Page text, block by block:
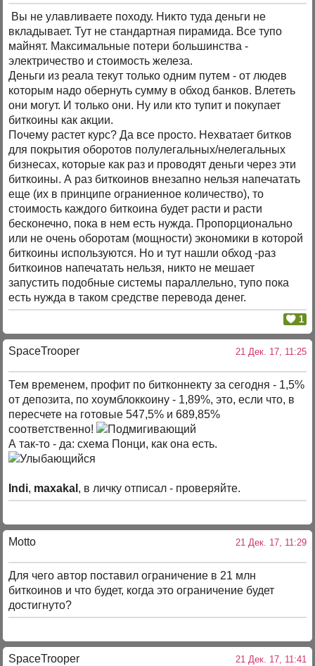
Вы не улавливаете походу. Никто туда деньги не
вкладывает. Тут не стандартная пирамида. Все тупо
майнят. Максимальные потери большинства -
электричество и стоимость железа.
Деньги из реала текут только одним путем - от людев
которым надо обернуть сумму в обход банков. Влететь
они могут. И только они. Ну или кто тупит и покупает
биткоины как акции.
Почему растет курс? Да все просто. Нехватает битков
для покрытия оборотов полулегальных/нелегальных
бизнесах, которые как раз и проводят деньги через эти
биткоины. А раз биткоинов внезапно нельзя напечатать
еще (их в принципе ограниенное количество), то
стоимость каждого биткоина будет расти и расти
бесконечно, пока в нем есть нужда. Пропорционально
или не очень оборотам (мощности) экономики в которой
биткоины используются. Но и тут нашли обход -раз
биткоинов напечатать нельзя, никто не мешает
запустить подобные системы параллельно, тупо пока
есть нужда в таком средстве перевода денег.
1
SpaceTrooper 21 Дек. 17, 11:25
Тем временем, профит по битконнекту за сегодня - 1,5%
от депозита, по хоумблоккоину - 1,89%, это, если что, в
пересчете на готовые 547,5% и 689,85%
соответственно!
А так-то - да: схема Понци, как она есть.
Indi, maxakal , в личку отписал - проверяйте.
Motto 21 Дек. 17, 11:29
Для чего автор поставил ограничение в 21 млн
биткоинов и что будет, когда это ограничение будет
достигнуто?
SpaceTrooper 21 Дек. 17, 11:41